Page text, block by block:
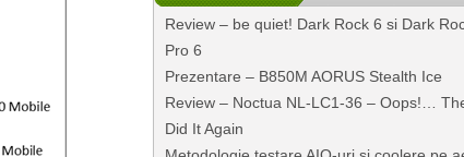
Review – be quiet! Dark Rock 6 si Dark
Pro 6
Prezentare – B850M AORUS Stealth Ice
Review – Noctua NL-LC1-36 – Oops!…
Did It Again